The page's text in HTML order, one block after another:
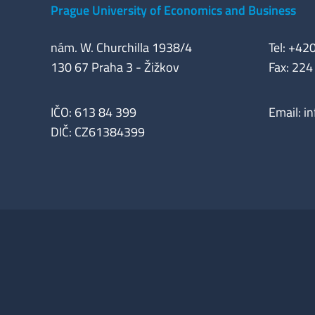
Prague University of Economics and Business
nám. W. Churchilla 1938/4
130 67 Praha 3 - Žižkov
Tel:
Fax:
IČO: 613 84 399
DIČ: CZ61384399
Email: